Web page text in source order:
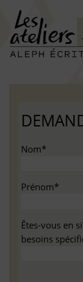
Nom*
Prénom*
Êtes-vous en
besoins